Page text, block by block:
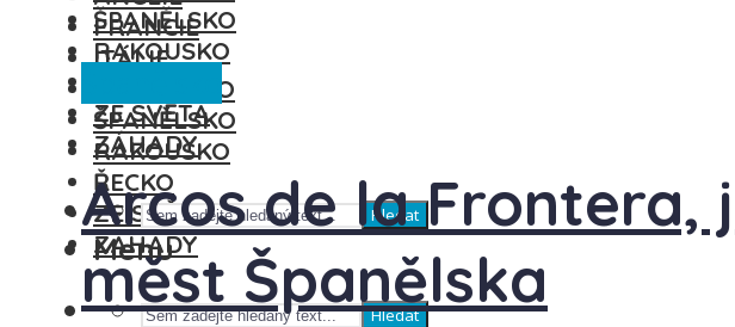
FRANCIE
ITÁLIE
MAĎARSKO
ŠPANĚLSKO
RAKOUSKO
ŘECKO
ZE SVĚTA
ZÁHADY
Hledat
ŠPANĚLSKO
RAKOUSKO
ZE SVĚTA
ZÁHADY
Hledat
Menu
Arcos de la Frontera,
měst Španělska